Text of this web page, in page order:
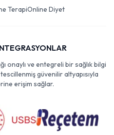
TerapiOnline Diyet
onaylı ve entegreli bir sağlık bilgi
güvenilir altyapısıyla
erişim sağlar.